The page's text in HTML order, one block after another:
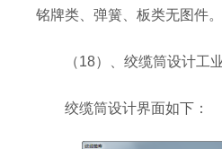
铭牌类、弹簧、板类无图件。
（18）、绞缆筒设计工
绞缆筒设计界面如下：